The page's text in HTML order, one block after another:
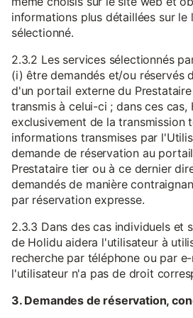
informations plus détaillées sur le
sélectionné.
2.3.2 Les services sélectionnés
(i) être demandés et/ou réservés
d'un portail externe du
transmis à celui-ci ; dans ces cas,
exclusivement de la transmission
informations transmises par
demande de réservation au
Prestataire tier ou à ce dernier
demandés de manière
par réservation expresse.
2.3.3 Dans des cas individuels et
de Holidu aidera l'utilisateur à
recherche par téléphone ou par
l'utilisateur n'a pas de droit
3. Demandes de réservation,